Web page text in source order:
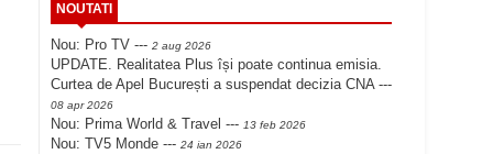
NOUTATI
Nou: Pro TV --- 2 aug 2026
UPDATE. Realitatea Plus își poate continua emisia.
Curtea de Apel București a suspendat decizia CNA ---
08 apr 2026
Nou: Prima World & Travel --- 13 feb 2026
Nou: TV5 Monde --- 24 ian 2026